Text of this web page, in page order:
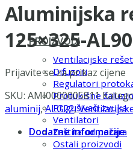
PROIZVODI
Ventilacijske
Difuzori
Regulatori
Protukišne
Prigušivači zvuka
Ventilatori
Zaštita od požara
Ostali proizvodi
Aluminijska
125×325-
Prijavite se za prikaz cijene
SKU: AMI0000005811
aluminij,ALG22,
Dodatne informacije